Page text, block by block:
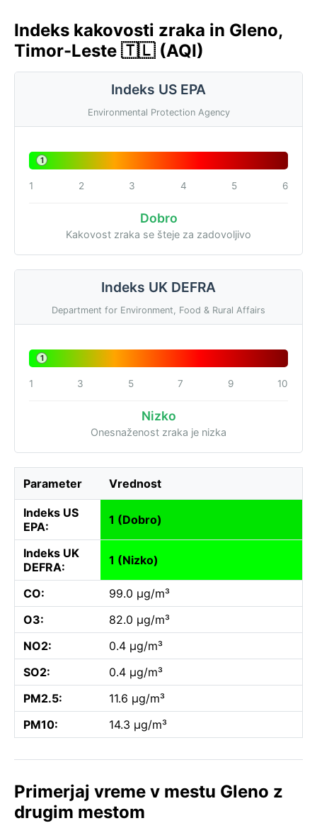
Indeks kakovosti zraka in Gleno,
Timor-Leste 🇹🇱 (AQI)
Indeks US EPA
Environmental Protection Agency
1
1 2 3 4 5 6
Dobro
Kakovost zraka se šteje za zadovoljivo
Indeks UK DEFRA
Department for Environment, Food & Rural Affairs
1
1 3 5 7 9 10
Nizko
Onesnaženost zraka je nizka
Parameter Vrednost
Indeks US
EPA:
1 (Dobro)
Indeks UK
DEFRA:
1 (Nizko)
CO:
99.0 µg/m³
O3:
82.0 µg/m³
NO2:
0.4 µg/m³
SO2:
0.4 µg/m³
PM2.5:
11.6 µg/m³
PM10:
14.3 µg/m³
Primerjaj vreme v mestu Gleno z
drugim mestom